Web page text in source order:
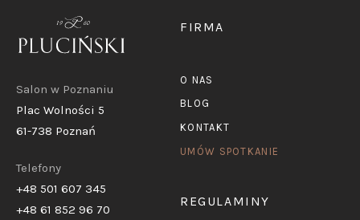
Salon w Poznaniu
Plac Wolności 5
61-738 Poznań
Telefony
+48 501 607 345
+48 61 852 96 70
FIRMA
O NAS
BLOG
KONTAKT
UMÓW SPOTKANIE
REGULAMINY